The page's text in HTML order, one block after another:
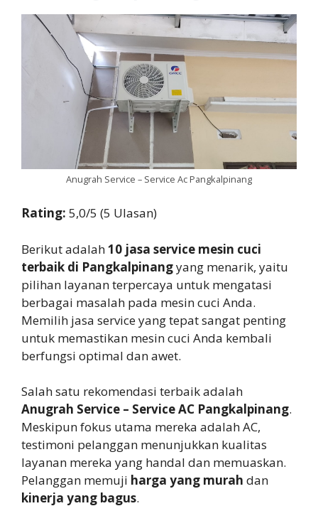
Anugrah Service – Service Ac Pangkalpinang
Rating: 5,0/5 (5 Ulasan)
Berikut adalah10 jasa service mesin cuci
terbaik di Pangkalpinangyang menarik, yaitu
pilihan layanan terpercaya untuk mengatasi
berbagai masalah pada mesin cuci Anda.
Memilih jasa service yang tepat sangat penting
untuk memastikan mesin cuci Anda kembali
berfungsi optimal dan awet.
Salah satu rekomendasi terbaik adalah
Anugrah Service – Service AC Pangkalpinang.
Meskipun fokus utama mereka adalah AC,
testimoni pelanggan menunjukkan kualitas
layanan mereka yang handal dan memuaskan.
Pelanggan memuji harga yang murah dan
kinerja yang bagus.